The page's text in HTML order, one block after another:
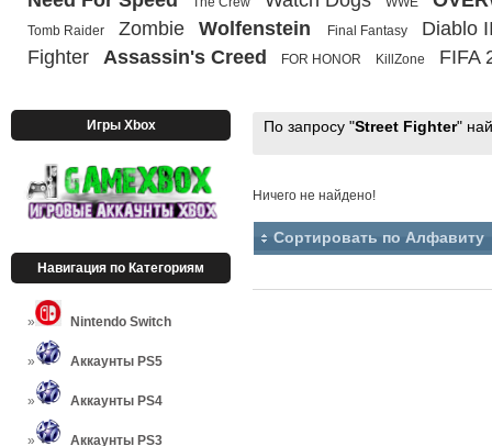
Tomb Raider Zombie Wolfenstein Final Fantasy
Diablo
Fighter
Assassin's Creed FOR HONOR KillZone FIFA
Игры Xbox
Навигация по Категориям
Nintendo Switch
Аккаунты PS5
Аккаунты PS4
Аккаунты PS3
По запросу "Street Fighter"
Ничего не найдено!
Сортировать по Алфавиту